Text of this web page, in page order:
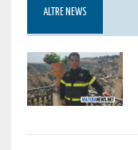
ALTRE NEWS